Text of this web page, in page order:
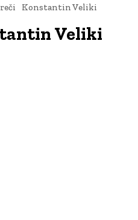
Konstantin Veliki
Veliki